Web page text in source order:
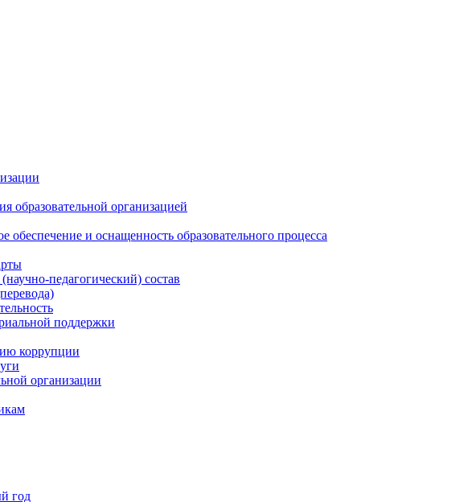
образовательной организацией
обеспечение и оснащенность образовательного процесса
педагогический) состав
поддержки
коррупции
организации
год